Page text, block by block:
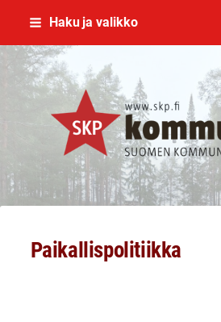
Siirry
sisältöön
Haku ja valikko
SKP
Paikallispolitiikka